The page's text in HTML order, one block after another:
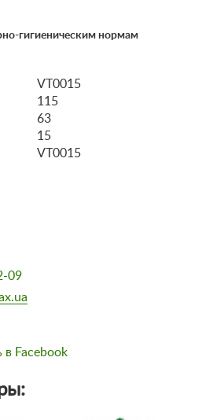
гигиеническим нормам
VT0015
115
63
15
VT0015
09
в Facebook